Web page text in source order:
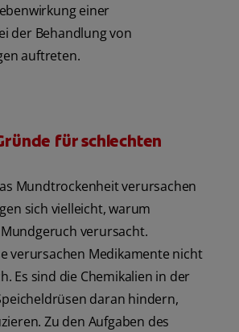
einer
der Behandlung von
auftreten.
für schlechten
Mundtrockenheit verursachen
sich vielleicht, warum
verursacht.
verursachen Medikamente nicht
Es sind die Chemikalien in der
daran hindern,
Zu den Aufgaben des